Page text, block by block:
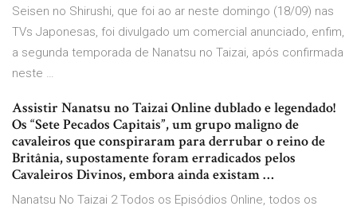
Seisen no Shirushi, que foi ao ar neste domingo (18/09) nas
TVs Japonesas, foi divulgado um comercial anunciado, enfim,
a segunda temporada de Nanatsu no Taizai, após confirmada
neste …
Assistir Nanatsu no Taizai Online dublado e legendado!
Os “Sete Pecados Capitais”, um grupo maligno de
cavaleiros que conspiraram para derrubar o reino de
Britânia, supostamente foram erradicados pelos
Cavaleiros Divinos, embora ainda existam …
Nanatsu No Taizai 2 Todos os Episódios Online, todos os